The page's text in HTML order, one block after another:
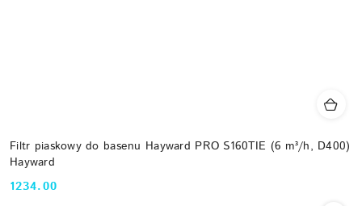
Filtr piaskowy do basenu Hayward PRO S160TIE (6 m³/h, D400)
Hayward
Cena:
1234.00